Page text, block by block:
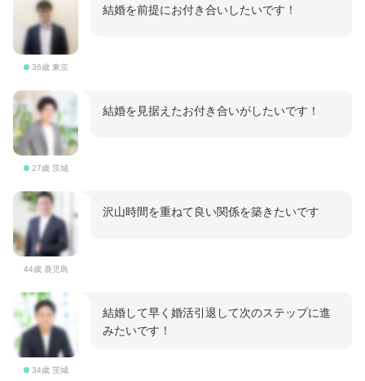
36歳 東京
結婚を前提にお付き合いしたいです！
27歳 茨城
結婚を見据えたお付き合いがしたいです！
44歳 鹿児島
沢山時間を重ねて良い関係を築きたいです
34歳 茨城
結婚して早く婚活引退して次のステップに進
みたいです！